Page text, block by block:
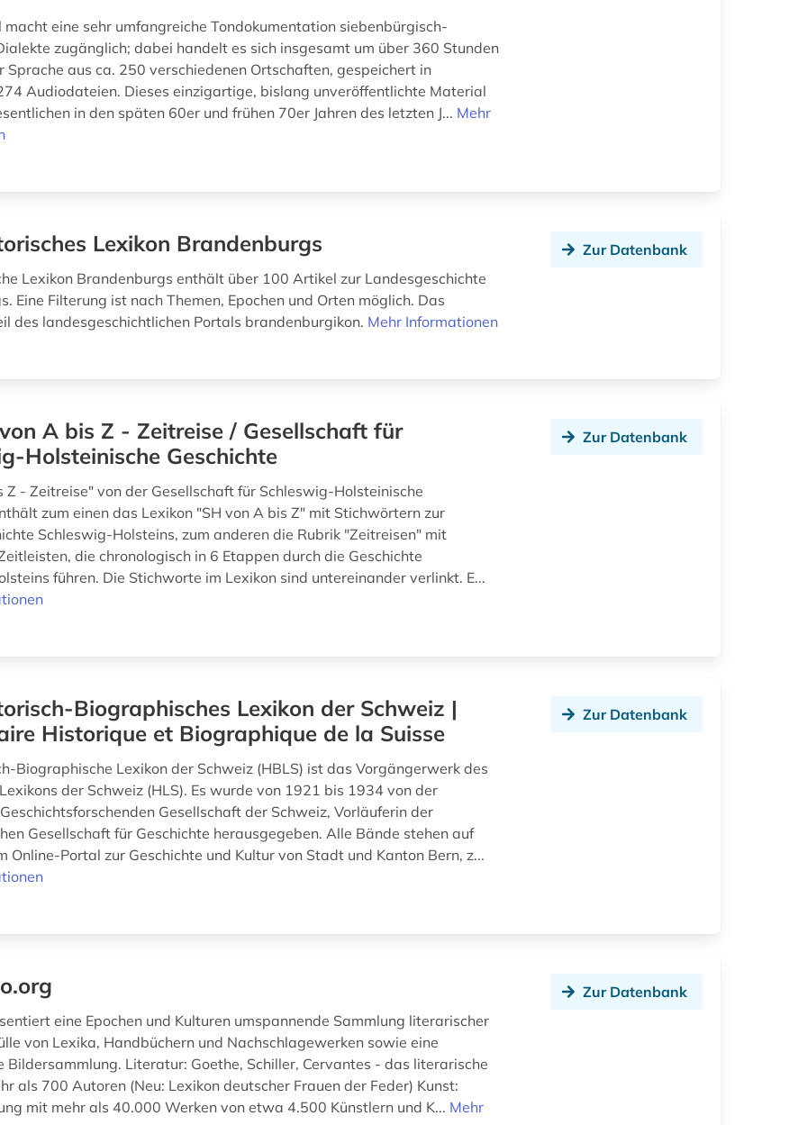
macht eine sehr umfangreiche Tondokumentation siebenbürgisch-
zugänglich; dabei handelt es sich insgesamt um über 360 Stunden
Sprache aus ca. 250 verschiedenen Ortschaften, gespeichert in
Audiodateien. Dieses einzigartige, bislang unveröffentlichte Material
in den späten 60er und frühen 70er Jahren des letzten J... Mehr
Lexikon Brandenburgs
Lexikon Brandenburgs enthält über 100 Artikel zur Landesgeschichte
Eine Filterung ist nach Themen, Epochen und Orten möglich. Das
des landesgeschichtlichen Portals brandenburgikon. Mehr Informationen
Zur Datenbank
A bis Z - Zeitreise / Gesellschaft für
Holsteinische Geschichte
Z - Zeitreise" von der Gesellschaft für Schleswig-Holsteinische
zum einen das Lexikon "SH von A bis Z" mit Stichwörtern zur
Schleswig-Holsteins, zum anderen die Rubrik "Zeitreisen" mit
die chronologisch in 6 Etappen durch die Geschichte
führen. Die Stichworte im Lexikon sind untereinander verlinkt. E...
Zur Datenbank
Biographisches Lexikon der Schweiz |
Historique et Biographique de la Suisse
Biographische Lexikon der Schweiz (HBLS) ist das Vorgängerwerk des
der Schweiz (HLS). Es wurde von 1921 bis 1934 von der
Gesellschaft der Schweiz, Vorläuferin der
Gesellschaft für Geschichte herausgegeben. Alle Bände stehen auf
Online-Portal zur Geschichte und Kultur von Stadt und Kanton Bern, z...
Zur Datenbank
eine Epochen und Kulturen umspannende Sammlung literarischer
von Lexika, Handbüchern und Nachschlagewerken sowie eine
Bildersammlung. Literatur: Goethe, Schiller, Cervantes - das literarische
als 700 Autoren (Neu: Lexikon deutscher Frauen der Feder) Kunst:
mit mehr als 40.000 Werken von etwa 4.500 Künstlern und K... Mehr
Zur Datenbank